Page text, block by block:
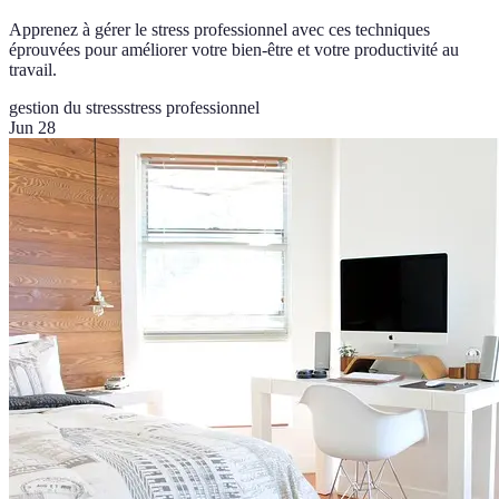
Apprenez à gérer le stress professionnel avec ces techniques
éprouvées pour améliorer votre bien-être et votre productivité au
travail.
gestion du stressstress professionnel
Jun 28